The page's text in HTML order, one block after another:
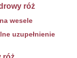
róż
wesele
uzupełnienie